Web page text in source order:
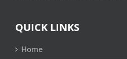
QUICK LINKS
Home